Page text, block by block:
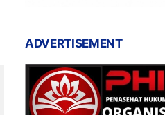
ADVERTISEMENT